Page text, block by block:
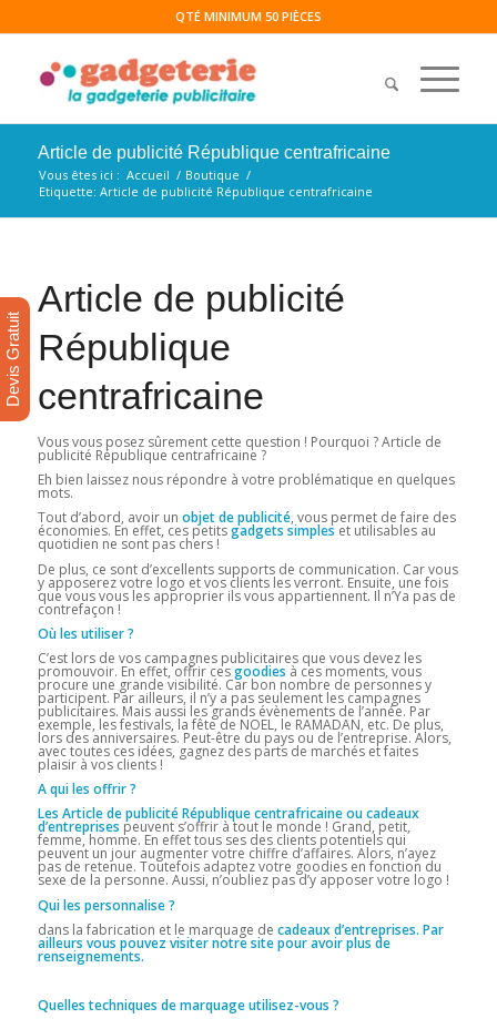
QTÉ MINIMUM 50 PIÈCES
Article de publicité République centrafricaine
Vous êtes ici : Accueil / Boutique /
Etiquette: Article de publicité République centrafricaine
Article de publicité
République
centrafricaine
Vous vous posez sûrement cette question ! Pourquoi ? Article de
publicité République centrafricaine ?
Eh bien laissez nous répondre à votre problématique en quelques
mots.
Tout d’abord, avoir un objet de publicité, vous permet de faire des
économies. En effet, ces petitsgadgets simples et utilisables au
quotidien ne sont pas chers !
De plus, ce sont d’excellents supports de communication. Car vous
y apposerez votre logo et vos clients les verront. Ensuite, une fois
que vous vous les approprier ils vous appartiennent. Il n’Ya pas de
contrefaçon !
Où les utiliser ?
C’est lors de vos campagnes publicitaires que vous devez les
promouvoir. En effet, offrir cesgoodies à ces moments, vous
procure une grande visibilité. Car bon nombre de personnes y
participent. Par ailleurs, il n’y a pas seulement les campagnes
publicitaires. Mais aussi les grands évènements de l’année. Par
exemple, les festivals, la fête de NOEL, le RAMADAN, etc. De plus,
lors des anniversaires. Peut-être du pays ou de l’entreprise. Alors,
avec toutes ces idées, gagnez des parts de marchés et faites
plaisir à vos clients !
A qui les offrir ?
Les Article de publicité République centrafricaine ou cadeaux
d’entreprises peuvent s’offrir à tout le monde ! Grand, petit,
femme, homme. En effet tous ses des clients potentiels qui
peuvent un jour augmenter votre chiffre d’affaires. Alors, n’ayez
pas de retenue. Toutefois adaptez votre goodies en fonction du
sexe de la personne. Aussi, n’oubliez pas d’y apposer votre logo !
Qui les personnalise ?
dans la fabrication et le marquage de cadeaux d’entreprises. Par
ailleurs vous pouvez visiter notre site pour avoir plus de
renseignements.
Quelles techniques de marquage utilisez-vous ?
Devis Gratuit